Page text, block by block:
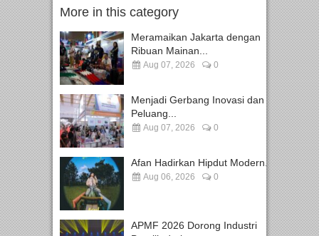
More in this category
Meramaikan Jakarta dengan
Ribuan Mainan...
Aug 07, 2026 0
Menjadi Gerbang Inovasi dan
Peluang...
Aug 07, 2026 0
Afan Hadirkan Hipdut Modern...
Aug 06, 2026 0
APMF 2026 Dorong Industri